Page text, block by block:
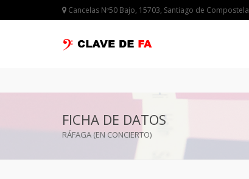
Cancelas Nº50 Bajo, 15703, Santiago de Compostela
FICHA DE DATOS
RÁFAGA (EN CONCIERTO)